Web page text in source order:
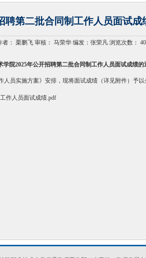
聘第二批合同制工作人员面试成
者： 栗鹏飞 审核： 马荣华 编发：张荣凡 浏览次数：
学院2025年公开招聘第二批合同制工作人员面试成绩的
员实施方案》安排，现将面试成绩（详见附件）予以
作人员面试成绩.pdf